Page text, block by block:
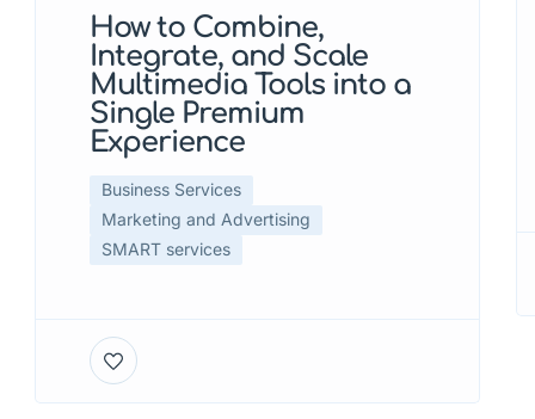
How to Combine,
Integrate, and Scale
Multimedia Tools into a
Single Premium
Experience
Business Services
Marketing and Advertising
SMART services